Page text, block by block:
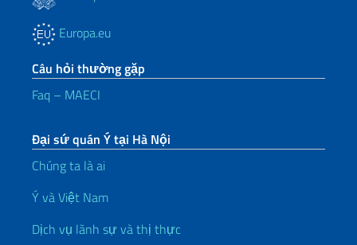
Europa.eu
Câu hỏi thường gặp
Faq – MAECI
Đại sứ quán Ý tại Hà Nội
Chúng ta là ai
Ý và Việt Nam
Dịch vụ lãnh sự và thị thực